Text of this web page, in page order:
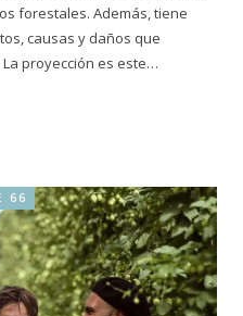
forestales. Además, tiene
causas y daños que
proyección es este…
66